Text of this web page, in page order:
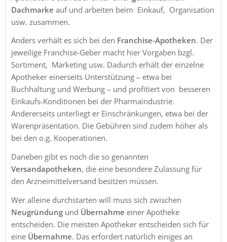
Dachmarke auf und arbeiten beim Einkauf, Organisation
usw. zusammen.
Anders verhält es sich bei den Franchise-Apotheken. Der
jeweilige Franchise-Geber macht hier Vorgaben bzgl.
Sortiment, Marketing usw. Dadurch erhält der einzelne
Apotheker einerseits Unterstützung – etwa bei
Buchhaltung und Werbung – und profitiert von besseren
Einkaufs-Konditionen bei der Pharmaindustrie.
Andererseits unterliegt er Einschränkungen, etwa bei der
Warenpräsentation. Die Gebühren sind zudem höher als
bei den o.g. Kooperationen.
Daneben gibt es noch die so genannten
Versandapotheken, die eine besondere Zulassung für
den Arzneimittelversand besitzen müssen.
Wer alleine durchstarten will muss sich zwischen
Neugründung und Übernahme einer Apotheke
entscheiden. Die meisten Apotheker entscheiden sich für
eine Übernahme. Das erfordert natürlich einiges an